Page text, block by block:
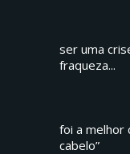
ser uma
fraqueza...
foi a melhor
cabelo”